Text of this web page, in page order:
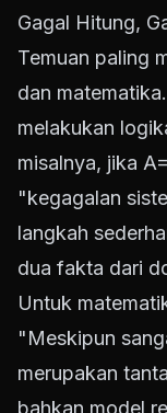
Gagal Hitung,
Temuan paling
dan
melakukan
misalnya, jika
"kegagalan
langkah
dua fakta dari
Untuk
"Meskipun
merupakan
bahkan model